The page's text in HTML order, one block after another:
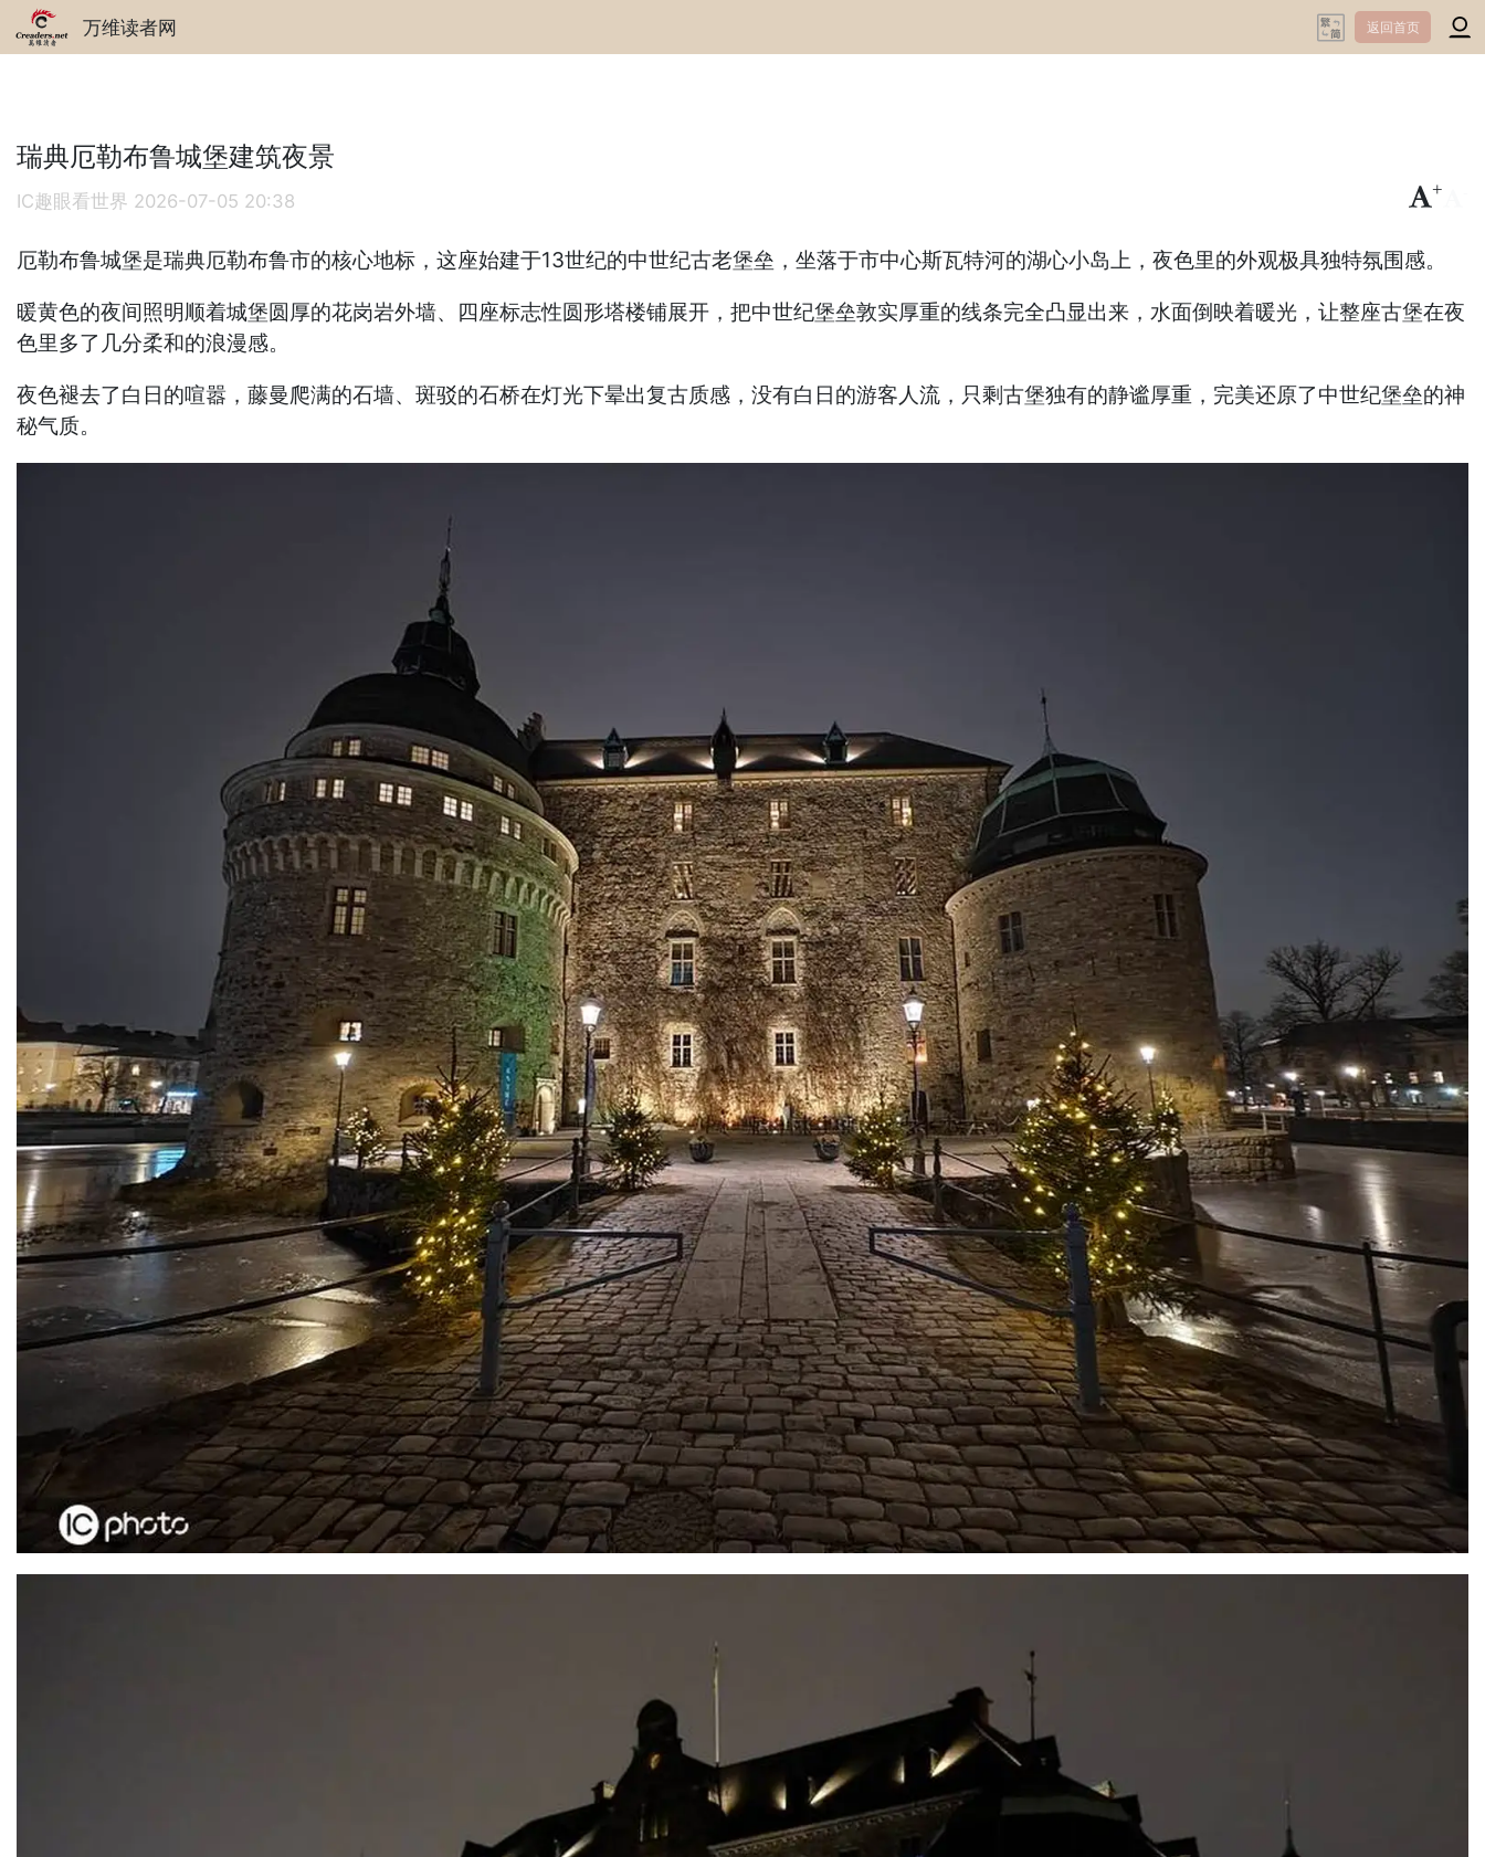
万维读者网 返回首页
瑞典厄勒布鲁城堡建筑夜景
IC趣眼看世界 2026-07-05 20:38
+
厄勒布鲁城堡是瑞典厄勒布鲁市的核心地标，这座始建于13世纪的中世纪古老堡垒，坐落于市中心斯瓦特河的湖心小岛上，夜色里的外观极具独特氛围感。
暖黄色的夜间照明顺着城堡圆厚的花岗岩外墙、四座标志性圆形塔楼铺展开，把中世纪堡垒敦实厚重的线条完全凸显出来，水面倒映着暖光，让整座古堡在夜
色里多了几分柔和的浪漫感。
夜色褪去了白日的喧嚣，藤曼爬满的石墙、斑驳的石桥在灯光下晕出复古质感，没有白日的游客人流，只剩古堡独有的静谧厚重，完美还原了中世纪堡垒的神
秘气质。